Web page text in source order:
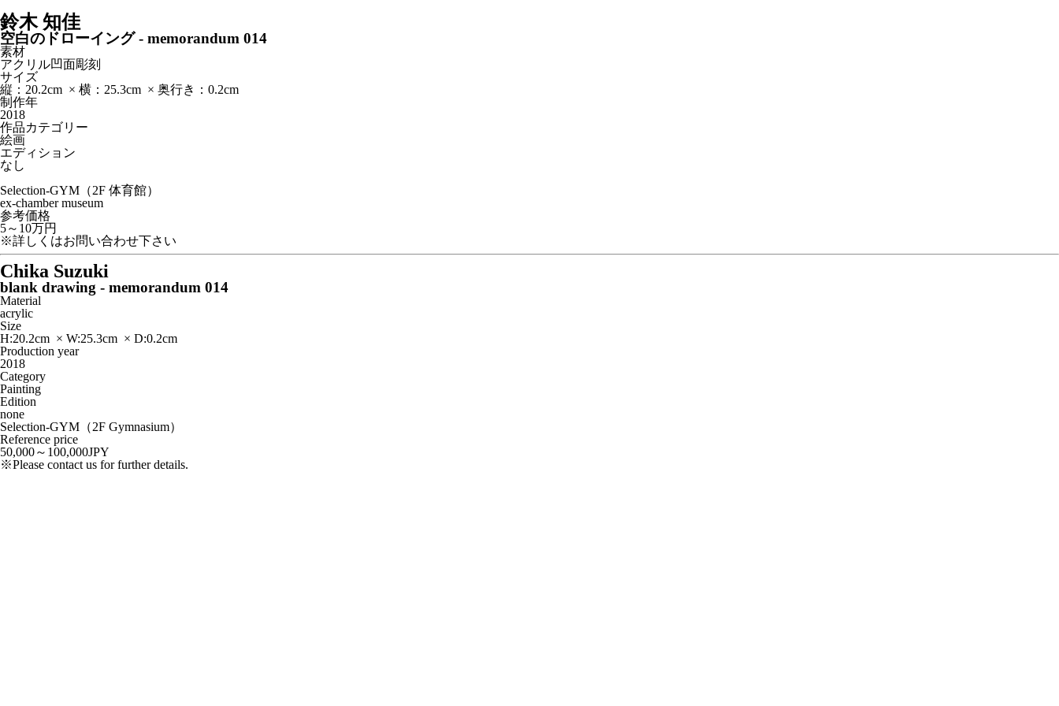
鈴木 知佳
空白のドローイング - memorandum 014
素材
アクリル凹面彫刻
サイズ
縦：20.2cm × 横：25.3cm × 奥行き：0.2cm
制作年
2018
作品カテゴリー
絵画
エディション
なし
Selection-GYM（2F 体育館）
ex-chamber museum
参考価格
5～10万円
※詳しくはお問い合わせ下さい
Chika Suzuki
blank drawing - memorandum 014
Material
acrylic
Size
H:20.2cm × W:25.3cm × D:0.2cm
Production year
2018
Category
Painting
Edition
none
Selection-GYM（2F Gymnasium）
Reference price
50,000～100,000JPY
※Please contact us for further details.